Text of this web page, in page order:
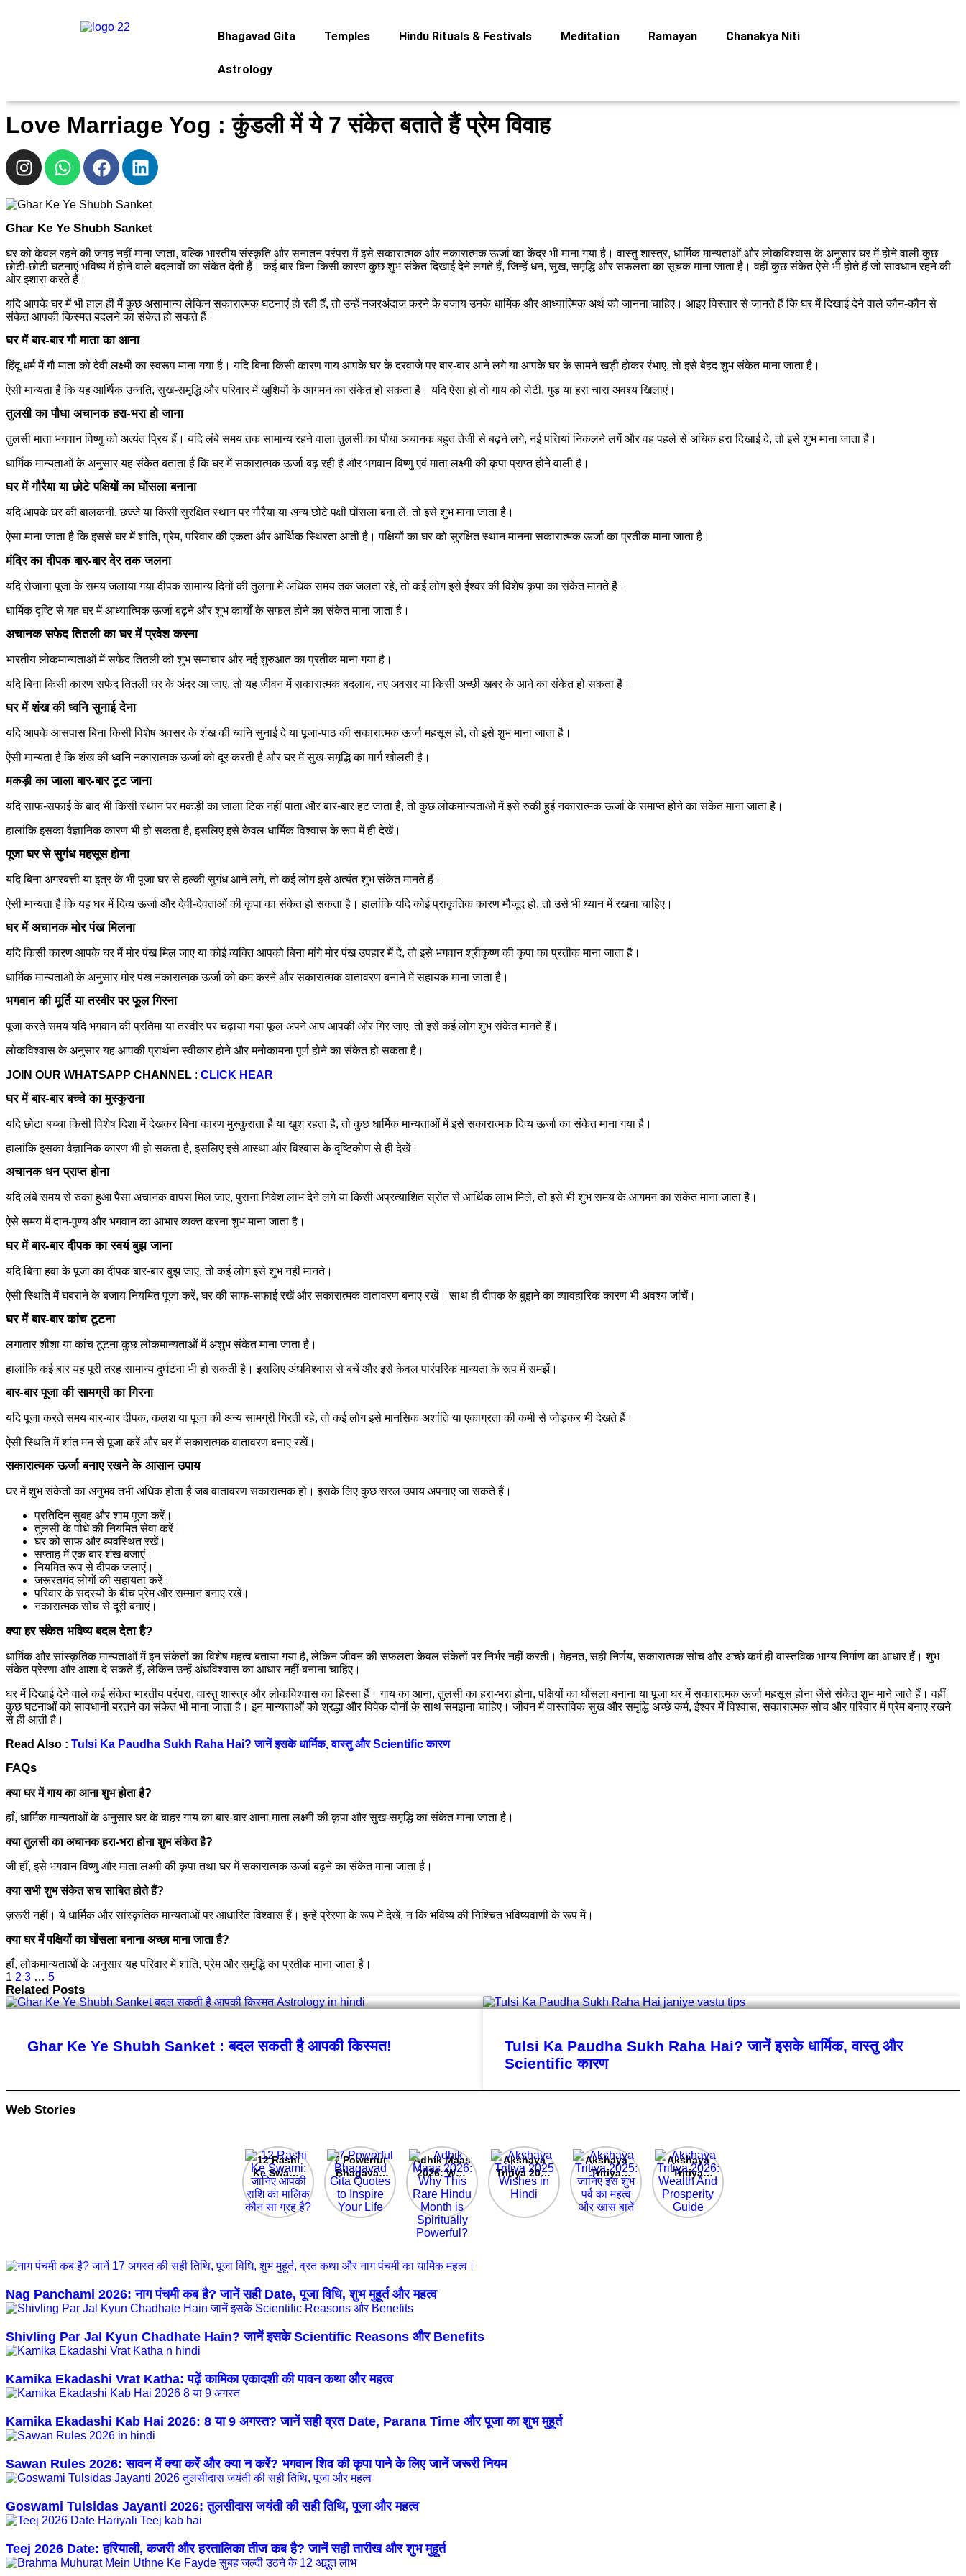
Bhagavad Gita Temples Hindu Rituals & Festivals Meditation Ramayan Chanakya Niti
Astrology
Love Marriage Yog : कुंडली में ये 7 संकेत बताते हैं प्रेम विवाह
Ghar Ke Ye Shubh Sanket
घर को केवल रहने की जगह नहीं माना जाता, बल्कि भारतीय संस्कृति और सनातन परंपरा में इसे सकारात्मक और नकारात्मक ऊर्जा का केंद्र भी माना गया है। वास्तु शास्त्र, धार्मिक मान्यताओं और लोकविश्वास के अनुसार घर में होने वाली कुछ
छोटी-छोटी घटनाएं भविष्य में होने वाले बदलावों का संकेत देती हैं। कई बार बिना किसी कारण कुछ शुभ संकेत दिखाई देने लगते हैं, जिन्हें धन, सुख, समृद्धि और सफलता का सूचक माना जाता है। वहीं कुछ संकेत ऐसे भी होते हैं जो सावधान रहने की
ओर इशारा करते हैं।
यदि आपके घर में भी हाल ही में कुछ असामान्य लेकिन सकारात्मक घटनाएं हो रही हैं, तो उन्हें नजरअंदाज करने के बजाय उनके धार्मिक और आध्यात्मिक अर्थ को जानना चाहिए। आइए विस्तार से जानते हैं कि घर में दिखाई देने वाले कौन-कौन से
संकेत आपकी किस्मत बदलने का संकेत हो सकते हैं।
घर में बार-बार गौ माता का आना
हिंदू धर्म में गौ माता को देवी लक्ष्मी का स्वरूप माना गया है। यदि बिना किसी कारण गाय आपके घर के दरवाजे पर बार-बार आने लगे या आपके घर के सामने खड़ी होकर रंभाए, तो इसे बेहद शुभ संकेत माना जाता है।
ऐसी मान्यता है कि यह आर्थिक उन्नति, सुख-समृद्धि और परिवार में खुशियों के आगमन का संकेत हो सकता है। यदि ऐसा हो तो गाय को रोटी, गुड़ या हरा चारा अवश्य खिलाएं।
तुलसी का पौधा अचानक हरा-भरा हो जाना
तुलसी माता भगवान विष्णु को अत्यंत प्रिय हैं। यदि लंबे समय तक सामान्य रहने वाला तुलसी का पौधा अचानक बहुत तेजी से बढ़ने लगे, नई पत्तियां निकलने लगें और वह पहले से अधिक हरा दिखाई दे, तो इसे शुभ माना जाता है।
धार्मिक मान्यताओं के अनुसार यह संकेत बताता है कि घर में सकारात्मक ऊर्जा बढ़ रही है और भगवान विष्णु एवं माता लक्ष्मी की कृपा प्राप्त होने वाली है।
घर में गौरैया या छोटे पक्षियों का घोंसला बनाना
यदि आपके घर की बालकनी, छज्जे या किसी सुरक्षित स्थान पर गौरैया या अन्य छोटे पक्षी घोंसला बना लें, तो इसे शुभ माना जाता है।
ऐसा माना जाता है कि इससे घर में शांति, प्रेम, परिवार की एकता और आर्थिक स्थिरता आती है। पक्षियों का घर को सुरक्षित स्थान मानना सकारात्मक ऊर्जा का प्रतीक माना जाता है।
मंदिर का दीपक बार-बार देर तक जलना
यदि रोजाना पूजा के समय जलाया गया दीपक सामान्य दिनों की तुलना में अधिक समय तक जलता रहे, तो कई लोग इसे ईश्वर की विशेष कृपा का संकेत मानते हैं।
धार्मिक दृष्टि से यह घर में आध्यात्मिक ऊर्जा बढ़ने और शुभ कार्यों के सफल होने का संकेत माना जाता है।
अचानक सफेद तितली का घर में प्रवेश करना
भारतीय लोकमान्यताओं में सफेद तितली को शुभ समाचार और नई शुरुआत का प्रतीक माना गया है।
यदि बिना किसी कारण सफेद तितली घर के अंदर आ जाए, तो यह जीवन में सकारात्मक बदलाव, नए अवसर या किसी अच्छी खबर के आने का संकेत हो सकता है।
घर में शंख की ध्वनि सुनाई देना
यदि आपके आसपास बिना किसी विशेष अवसर के शंख की ध्वनि सुनाई दे या पूजा-पाठ की सकारात्मक ऊर्जा महसूस हो, तो इसे शुभ माना जाता है।
ऐसी मान्यता है कि शंख की ध्वनि नकारात्मक ऊर्जा को दूर करती है और घर में सुख-समृद्धि का मार्ग खोलती है।
मकड़ी का जाला बार-बार टूट जाना
यदि साफ-सफाई के बाद भी किसी स्थान पर मकड़ी का जाला टिक नहीं पाता और बार-बार हट जाता है, तो कुछ लोकमान्यताओं में इसे रुकी हुई नकारात्मक ऊर्जा के समाप्त होने का संकेत माना जाता है।
हालांकि इसका वैज्ञानिक कारण भी हो सकता है, इसलिए इसे केवल धार्मिक विश्वास के रूप में ही देखें।
पूजा घर से सुगंध महसूस होना
यदि बिना अगरबत्ती या इत्र के भी पूजा घर से हल्की सुगंध आने लगे, तो कई लोग इसे अत्यंत शुभ संकेत मानते हैं।
ऐसी मान्यता है कि यह घर में दिव्य ऊर्जा और देवी-देवताओं की कृपा का संकेत हो सकता है। हालांकि यदि कोई प्राकृतिक कारण मौजूद हो, तो उसे भी ध्यान में रखना चाहिए।
घर में अचानक मोर पंख मिलना
यदि किसी कारण आपके घर में मोर पंख मिल जाए या कोई व्यक्ति आपको बिना मांगे मोर पंख उपहार में दे, तो इसे भगवान श्रीकृष्ण की कृपा का प्रतीक माना जाता है।
धार्मिक मान्यताओं के अनुसार मोर पंख नकारात्मक ऊर्जा को कम करने और सकारात्मक वातावरण बनाने में सहायक माना जाता है।
भगवान की मूर्ति या तस्वीर पर फूल गिरना
पूजा करते समय यदि भगवान की प्रतिमा या तस्वीर पर चढ़ाया गया फूल अपने आप आपकी ओर गिर जाए, तो इसे कई लोग शुभ संकेत मानते हैं।
लोकविश्वास के अनुसार यह आपकी प्रार्थना स्वीकार होने और मनोकामना पूर्ण होने का संकेत हो सकता है।
JOIN OUR WHATSAPP CHANNEL : CLICK HEAR
घर में बार-बार बच्चे का मुस्कुराना
यदि छोटा बच्चा किसी विशेष दिशा में देखकर बिना कारण मुस्कुराता है या खुश रहता है, तो कुछ धार्मिक मान्यताओं में इसे सकारात्मक दिव्य ऊर्जा का संकेत माना गया है।
हालांकि इसका वैज्ञानिक कारण भी हो सकता है, इसलिए इसे आस्था और विश्वास के दृष्टिकोण से ही देखें।
अचानक धन प्राप्त होना
यदि लंबे समय से रुका हुआ पैसा अचानक वापस मिल जाए, पुराना निवेश लाभ देने लगे या किसी अप्रत्याशित स्रोत से आर्थिक लाभ मिले, तो इसे भी शुभ समय के आगमन का संकेत माना जाता है।
ऐसे समय में दान-पुण्य और भगवान का आभार व्यक्त करना शुभ माना जाता है।
घर में बार-बार दीपक का स्वयं बुझ जाना
यदि बिना हवा के पूजा का दीपक बार-बार बुझ जाए, तो कई लोग इसे शुभ नहीं मानते।
ऐसी स्थिति में घबराने के बजाय नियमित पूजा करें, घर की साफ-सफाई रखें और सकारात्मक वातावरण बनाए रखें। साथ ही दीपक के बुझने का व्यावहारिक कारण भी अवश्य जांचें।
घर में बार-बार कांच टूटना
लगातार शीशा या कांच टूटना कुछ लोकमान्यताओं में अशुभ संकेत माना जाता है।
हालांकि कई बार यह पूरी तरह सामान्य दुर्घटना भी हो सकती है। इसलिए अंधविश्वास से बचें और इसे केवल पारंपरिक मान्यता के रूप में समझें।
बार-बार पूजा की सामग्री का गिरना
यदि पूजा करते समय बार-बार दीपक, कलश या पूजा की अन्य सामग्री गिरती रहे, तो कई लोग इसे मानसिक अशांति या एकाग्रता की कमी से जोड़कर भी देखते हैं।
ऐसी स्थिति में शांत मन से पूजा करें और घर में सकारात्मक वातावरण बनाए रखें।
सकारात्मक ऊर्जा बनाए रखने के आसान उपाय
घर में शुभ संकेतों का अनुभव तभी अधिक होता है जब वातावरण सकारात्मक हो। इसके लिए कुछ सरल उपाय अपनाए जा सकते हैं।
प्रतिदिन सुबह और शाम पूजा करें।
तुलसी के पौधे की नियमित सेवा करें।
घर को साफ और व्यवस्थित रखें।
सप्ताह में एक बार शंख बजाएं।
नियमित रूप से दीपक जलाएं।
जरूरतमंद लोगों की सहायता करें।
परिवार के सदस्यों के बीच प्रेम और सम्मान बनाए रखें।
नकारात्मक सोच से दूरी बनाएं।
क्या हर संकेत भविष्य बदल देता है?
धार्मिक और सांस्कृतिक मान्यताओं में इन संकेतों का विशेष महत्व बताया गया है, लेकिन जीवन की सफलता केवल संकेतों पर निर्भर नहीं करती। मेहनत, सही निर्णय, सकारात्मक सोच और अच्छे कर्म ही वास्तविक भाग्य निर्माण का आधार हैं। शुभ
संकेत प्रेरणा और आशा दे सकते हैं, लेकिन उन्हें अंधविश्वास का आधार नहीं बनाना चाहिए।
घर में दिखाई देने वाले कई संकेत भारतीय परंपरा, वास्तु शास्त्र और लोकविश्वास का हिस्सा हैं। गाय का आना, तुलसी का हरा-भरा होना, पक्षियों का घोंसला बनाना या पूजा घर में सकारात्मक ऊर्जा महसूस होना जैसे संकेत शुभ माने जाते हैं। वहीं
कुछ घटनाओं को सावधानी बरतने का संकेत भी माना जाता है। इन मान्यताओं को श्रद्धा और विवेक दोनों के साथ समझना चाहिए। जीवन में वास्तविक सुख और समृद्धि अच्छे कर्म, ईश्वर में विश्वास, सकारात्मक सोच और परिवार में प्रेम बनाए रखने
से ही आती है।
Read Also : Tulsi Ka Paudha Sukh Raha Hai? जानें इसके धार्मिक, वास्तु और Scientific कारण
FAQs
क्या घर में गाय का आना शुभ होता है?
हाँ, धार्मिक मान्यताओं के अनुसार घर के बाहर गाय का बार-बार आना माता लक्ष्मी की कृपा और सुख-समृद्धि का संकेत माना जाता है।
क्या तुलसी का अचानक हरा-भरा होना शुभ संकेत है?
जी हाँ, इसे भगवान विष्णु और माता लक्ष्मी की कृपा तथा घर में सकारात्मक ऊर्जा बढ़ने का संकेत माना जाता है।
क्या सभी शुभ संकेत सच साबित होते हैं?
ज़रूरी नहीं। ये धार्मिक और सांस्कृतिक मान्यताओं पर आधारित विश्वास हैं। इन्हें प्रेरणा के रूप में देखें, न कि भविष्य की निश्चित भविष्यवाणी के रूप में।
क्या घर में पक्षियों का घोंसला बनाना अच्छा माना जाता है?
हाँ, लोकमान्यताओं के अनुसार यह परिवार में शांति, प्रेम और समृद्धि का प्रतीक माना जाता है।
1 2 3 … 5
Related Posts
Ghar Ke Ye Shubh Sanket : बदल सकती है आपकी किस्मत!
Tulsi Ka Paudha Sukh Raha Hai? जानें इसके धार्मिक, वास्तु और
Scientific कारण
Web Stories
12 Rashi
Ke Swami:
जानिए आपकी
राशि का मालिक
कौन सा ग्रह
7 Powerful
Bhagavad
Gita
Quotes to
Inspire
Adhik Maas
2026: Why
This Rare
Hindu
Month is
Spiritually
Powerful?
Akshaya
Tritiya 2025
Wishes in
Hindi
Akshaya
Tritiya
2025: जानिए
इस शुभ पर्व का
महत्व और खास
Akshaya
Tritiya
2026:
Wealth And
Prosperity
Nag Panchami 2026: नाग पंचमी कब है? जानें सही Date, पूजा विधि, शुभ मुहूर्त और महत्व
Shivling Par Jal Kyun Chadhate Hain? जानें इसके Scientific Reasons और Benefits
Kamika Ekadashi Vrat Katha: पढ़ें कामिका एकादशी की पावन कथा और महत्व
Kamika Ekadashi Kab Hai 2026: 8 या 9 अगस्त? जानें सही व्रत Date, Parana Time और पूजा का शुभ मुहूर्त
Sawan Rules 2026: सावन में क्या करें और क्या न करें? भगवान शिव की कृपा पाने के लिए जानें जरूरी नियम
Goswami Tulsidas Jayanti 2026: तुलसीदास जयंती की सही तिथि, पूजा और महत्व
Teej 2026 Date: हरियाली, कजरी और हरतालिका तीज कब है? जानें सही तारीख और शुभ मुहूर्त